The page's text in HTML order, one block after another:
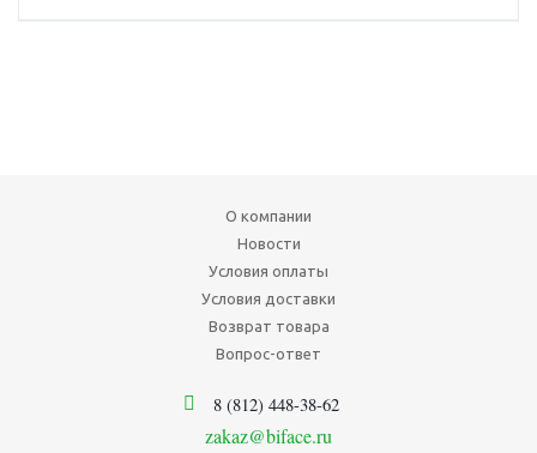
О компании
Новости
Условия оплаты
Условия доставки
Возврат товара
Вопрос-ответ
8 (812) 448-38-62
zakaz@biface.ru